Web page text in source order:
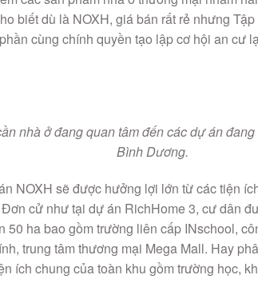
nhà ở đang quan tâm đến các dự án đang
Bình Dương.
NOXH sẽ được hưởng lợi lớn từ các tiện
cử như tại dự án RichHome 3, cư dân
50 ha bao gồm trường liên cấp INschool,
trung tâm thương mại Mega Mall. Hay
tại RichHome 3 và Richland Residence,
xây 1 trệt 1 lầu, bàn giao hoàn thiện nội
4,8%/năm cố định trong 25 năm. Ngoài
thưởng oto, xe máy, tour du lịch… trị giá